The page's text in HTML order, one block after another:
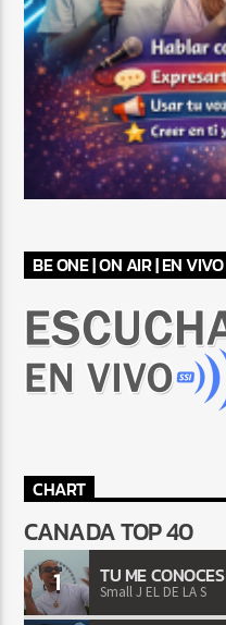
BE ONE | ON AIR | EN VIVO
CHART
CANADA TOP 40
1 TU ME CONOCES
Small J EL DE LA S